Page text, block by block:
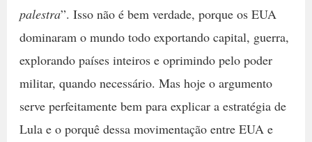
palestra”. Isso não é bem verdade, porque os EUA
dominaram o mundo todo exportando capital, guerra,
explorando países inteiros e oprimindo pelo poder
militar, quando necessário. Mas hoje o argumento
serve perfeitamente bem para explicar a estratégia de
Lula e o porquê dessa movimentação entre EUA e